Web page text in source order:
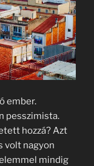
ember.
pesszimista.
hozzá? Azt
volt nagyon
mindig